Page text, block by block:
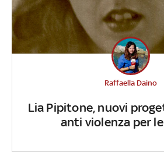
Lia Pipitone, nuovi
anti violenza per
Raffaella Daino